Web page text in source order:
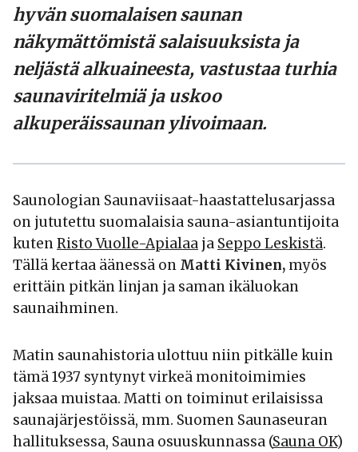
hyvän suomalaisen saunan
näkymättömistä salaisuuksista ja
neljästä alkuaineesta, vastustaa turhia
saunaviritelmiä ja uskoo
alkuperäissaunan ylivoimaan.
Saunologian Saunaviisaat-haastattelusarjassa
on jututettu suomalaisia sauna-asiantuntijoita
kutenRisto Vuolle-Apialaa ja Seppo Leskistä.
Tällä kertaa äänessä on Matti Kivinen, myös
erittäin pitkän linjan ja saman ikäluokan
saunaihminen.
Matin saunahistoria ulottuu niin pitkälle kuin
tämä 1937 syntynyt virkeä monitoimimies
jaksaa muistaa. Matti on toiminut erilaisissa
saunajärjestöissä, mm. Suomen Saunaseuran
hallituksessa, Sauna osuuskunnassa (Sauna OK)